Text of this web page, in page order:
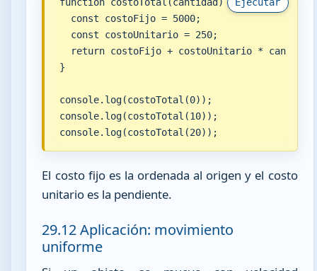
Ejecutar
function costoTotal(cantidad) {
  const costoFijo = 5000;
  const costoUnitario = 250;
return costoFijo + costoUnitario *
}
console.log(costoTotal(0));
console.log(costoTotal(10));
console.log(costoTotal(20));
El costo fijo es la ordenada al origen y el costo
unitario es la pendiente.
29.12 Aplicación: movimiento
uniforme